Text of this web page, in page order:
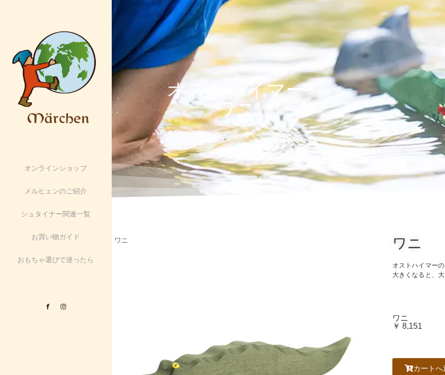
オンラインショップ
メルヒェンのご紹介
シュタイナー関連一覧
お買い物ガイド
おもちゃ選びで迷ったら
Facebook
オストハイマー
ワニ
ワニ ワニ
オストハイマー
大きくなると、
ワニ
￥ 8,151
カートへ